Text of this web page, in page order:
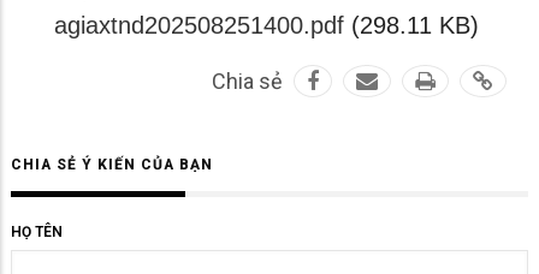
agiaxtnd202508251400.pdf (298.11 KB)
Chia sẻ
CHIA SẺ Ý KIẾN CỦA BẠN
HỌ TÊN